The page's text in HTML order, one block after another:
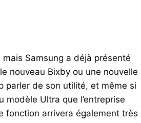
Samsung a déjà présenté
nouveau Bixby ou une nouvelle
parler de son utilité, et même si
modèle Ultra que l’entreprise
fonction arrivera également très